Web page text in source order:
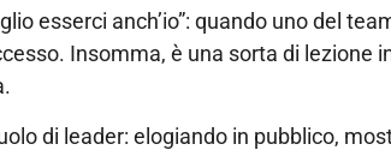
esserci anch’io”: quando uno del
Insomma, è una sorta di lezione
di leader: elogiando in pubblico,